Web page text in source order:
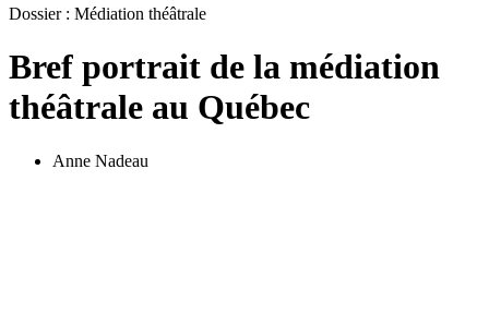
Dossier : Médiation théâtrale
Bref portrait de la médiation
théâtrale au Québec
Anne Nadeau